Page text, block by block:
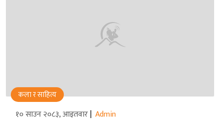
कला र साहित्य
१० साउन २०८३, आइतवार Admin